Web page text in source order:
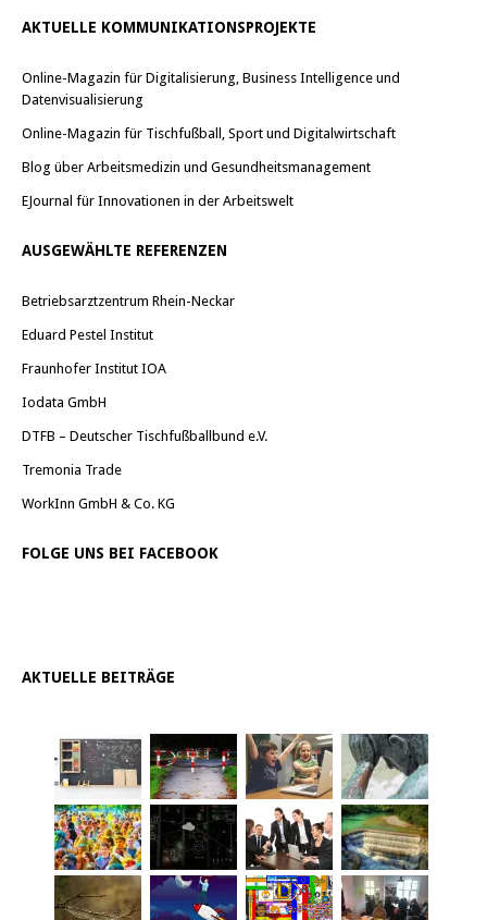
AKTUELLE KOMMUNIKATIONSPROJEKTE
Online-Magazin für Digitalisierung, Business Intelligence und
Datenvisualisierung
Online-Magazin für Tischfußball, Sport und Digitalwirtschaft
Blog über Arbeitsmedizin und Gesundheitsmanagement
EJournal für Innovationen in der Arbeitswelt
AUSGEWÄHLTE REFERENZEN
Betriebsarztzentrum Rhein-Neckar
Eduard Pestel Institut
Fraunhofer Institut IOA
Iodata GmbH
DTFB – Deutscher Tischfußballbund e.V.
Tremonia Trade
WorkInn GmbH & Co. KG
FOLGE UNS BEI FACEBOOK
AKTUELLE BEITRÄGE